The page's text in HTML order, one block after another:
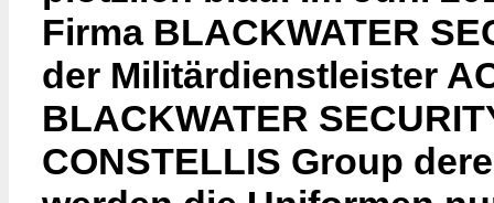
Firma BLACKWATER
der Militärdienstleister
BLACKWATER
CONSTELLIS Group